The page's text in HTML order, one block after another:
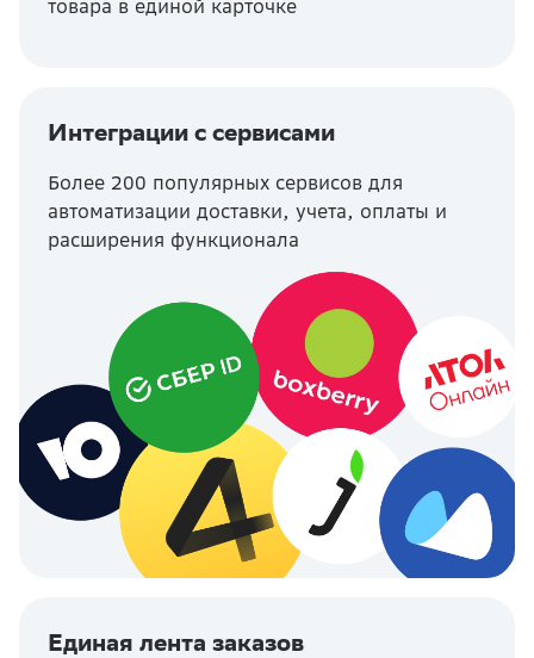
товара в единой карточке
Единая лента заказов
Интеграции с сервисами
Более 200 популярных сервисов для
автоматизации доставки, учета, оплаты и
расширения функционала